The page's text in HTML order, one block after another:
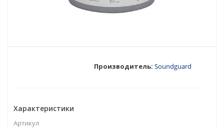
Производитель: Soundguard
Характеристики
Артикул